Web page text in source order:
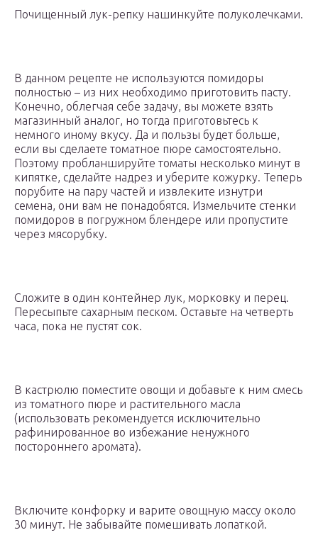
Почищенный лук-репку нашинкуйте полуколечками.
В данном рецепте не используются помидоры
полностью – из них необходимо приготовить пасту.
Конечно, облегчая себе задачу, вы можете взять
магазинный аналог, но тогда приготовьтесь к
немного иному вкусу. Да и пользы будет больше,
если вы сделаете томатное пюре самостоятельно.
Поэтому пробланшируйте томаты несколько минут в
кипятке, сделайте надрез и уберите кожурку. Теперь
порубите на пару частей и извлеките изнутри
семена, они вам не понадобятся. Измельчите стенки
помидоров в погружном блендере или пропустите
через мясорубку.
Сложите в один контейнер лук, морковку и перец.
Пересыпьте сахарным песком. Оставьте на четверть
часа, пока не пустят сок.
В кастрюлю поместите овощи и добавьте к ним смесь
из томатного пюре и растительного масла
(использовать рекомендуется исключительно
рафинированное во избежание ненужного
постороннего аромата).
Включите конфорку и варите овощную массу около
30 минут. Не забывайте помешивать лопаткой.